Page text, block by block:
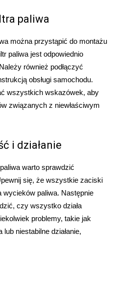
paliwa
można przystąpić do montażu
paliwa jest odpowiednio
również podłączyć
obsługi samochodu.
wszystkich wskazówek, aby
związanych z niewłaściwym
i działanie
warto sprawdzić
się, że wszystkie zaciski
wycieków paliwa. Następnie
czy wszystko działa
problemy, takie jak
niestabilne działanie,